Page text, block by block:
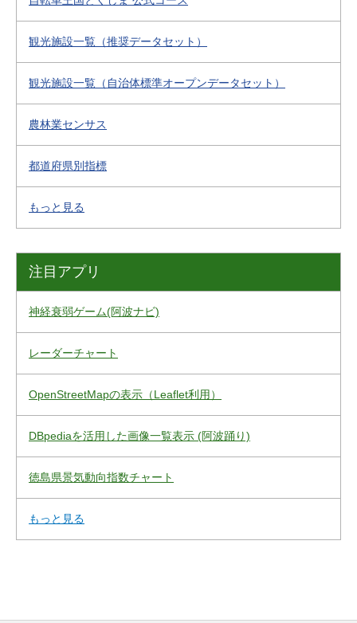
観光施設一覧（推奨データセット）
観光施設一覧（自治体標準オープンデータセット）
農林業センサス
都道府県別指標
もっと見る
注目アプリ
神経衰弱ゲーム(阿波ナビ)
レーダーチャート
OpenStreetMapの表示（Leaflet利用）
DBpediaを活用した画像一覧表示 (阿波踊り)
徳島県景気動向指数チャート
もっと見る